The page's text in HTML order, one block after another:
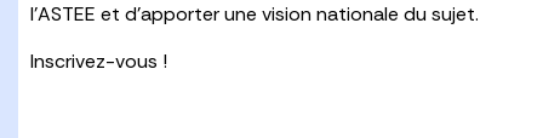
l’ASTEE et d’apporter une vision nationale du sujet.
Inscrivez-vous !